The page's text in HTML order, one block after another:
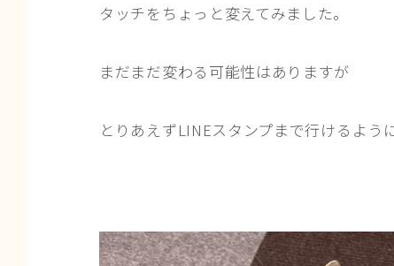
タッチをちょっと変えてみました。
まだまだ変わる可能性はありますが
とりあえずLINEスタンプまで行けるよう